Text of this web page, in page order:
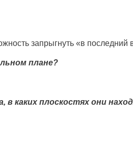
запрыгнуть «в последний
плане?
каких плоскостях они